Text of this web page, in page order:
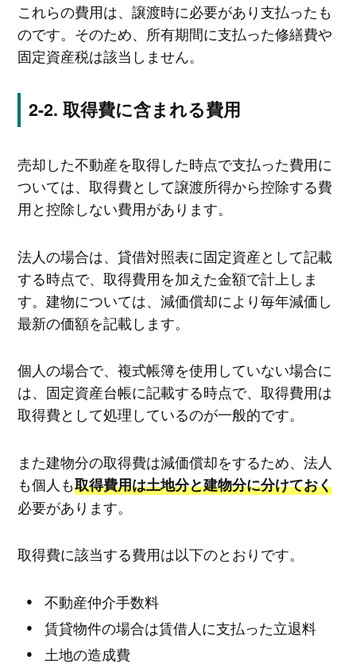
これらの費用は、譲渡時に必要があり支払ったも
のです。そのため、所有期間に支払った修繕費や
固定資産税は該当しません。
取得費に含まれる費用
売却した不動産を取得した時点で支払った費用に
ついては、取得費として譲渡所得から控除する費
用と控除しない費用があります。
法人の場合は、貸借対照表に固定資産として記載
する時点で、取得費用を加えた金額で計上しま
す。建物については、減価償却により毎年減価し
最新の価額を記載します。
個人の場合で、複式帳簿を使用していない場合に
は、固定資産台帳に記載する時点で、取得費用は
取得費として処理しているのが一般的です。
また建物分の取得費は減価償却をするため、法人
も個人も取得費用は土地分と建物分に分けておく
必要があります。
取得費に該当する費用は以下のとおりです。
不動産仲介手数料
賃貸物件の場合は賃借人に支払った立退料
土地の造成費